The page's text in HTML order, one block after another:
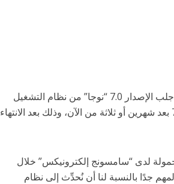
كشف مسؤول لدى شركة سامسونج أنها تعتزم جلب الإصدار 7.0 “نوجا” من نظام التشغيل
أندرويد إلى هاتفها اللوحي الجديد جالاكسي نوت7 بعد شهرين أو ثلاثة من الآن، وذلك بعد الانتهاء
لدى “سامسونج إلكترونيكس” خلال
جدًا بالنسبة لنا أن نُحدِّث إلى نظام